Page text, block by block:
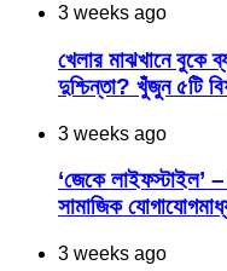
3 weeks ago
খেলার মাঝখানে বুকে
দুশ্চিন্তা? খুঁজুন ৫টি
3 weeks ago
‘জেকে লাইফস্টাইল’
সামাজিক
3 weeks ago